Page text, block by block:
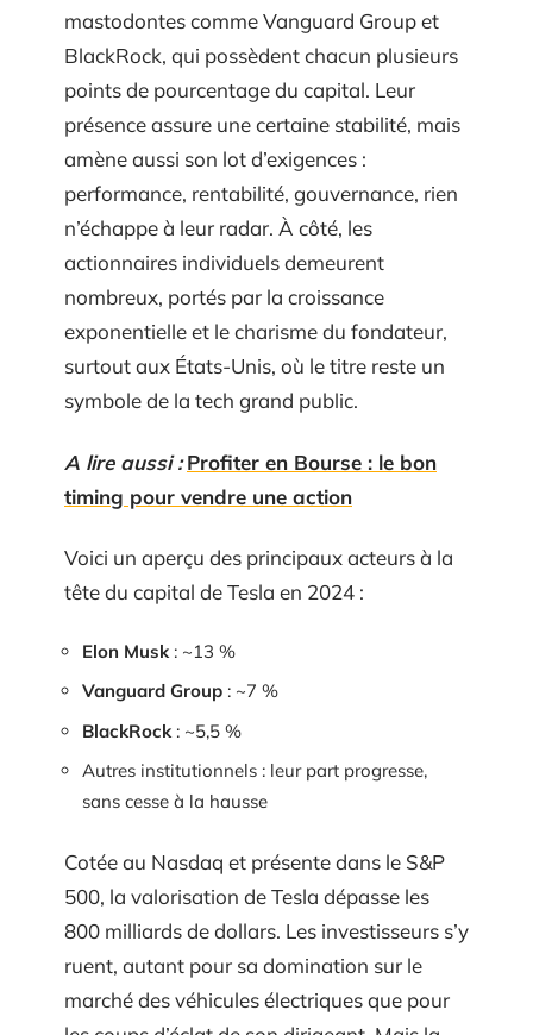
mastodontes comme Vanguard Group et
BlackRock, qui possèdent chacun plusieurs
points de pourcentage du capital. Leur
présence assure une certaine stabilité, mais
amène aussi son lot d’exigences :
performance, rentabilité, gouvernance, rien
n’échappe à leur radar. À côté, les
actionnaires individuels demeurent
nombreux, portés par la croissance
exponentielle et le charisme du fondateur,
surtout aux États-Unis, où le titre reste un
symbole de la tech grand public.
A lire aussi : Profiter en Bourse : le bon
timing pour vendre une action
Voici un aperçu des principaux acteurs à la
tête du capital de Tesla en 2024 :
Elon Musk : ~13 %
Vanguard Group : ~7 %
BlackRock : ~5,5 %
Autres institutionnels : leur part progresse,
sans cesse à la hausse
Cotée au Nasdaq et présente dans le S&P
500, la valorisation de Tesla dépasse les
800 milliards de dollars. Les investisseurs s’y
ruent, autant pour sa domination sur le
marché des véhicules électriques que pour